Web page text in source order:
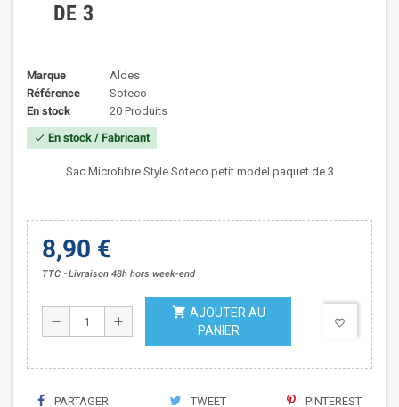
DE 3
Marque
Aldes
Référence
Soteco
En stock
20 Produits
check En stock / Fabricant
Sac Microfibre Style Soteco petit model paquet de 3
8,90 €
TTC Livraison 48h hors week-end
remove add
shopping_cart AJOUTER AU
PANIER
favorite_border
PARTAGER TWEET PINTEREST